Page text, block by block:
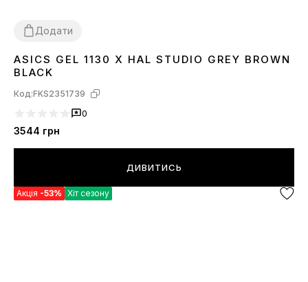
Додати
40 4142 4344 45
ASICS GEL 1130 X HAL STUDIO GREY BROWN
BLACK
Код:FKS2351739
0
3544 грн
ДИВИТИСЬ
Акція -53% Хіт сезону